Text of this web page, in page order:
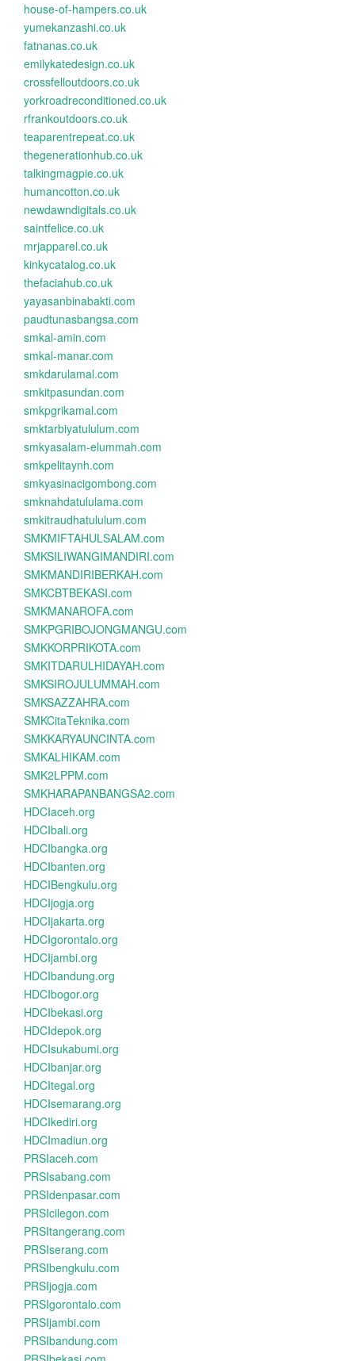
house-of-hampers.co.uk
yumekanzashi.co.uk
fatnanas.co.uk
emilykatedesign.co.uk
crossfelloutdoors.co.uk
yorkroadreconditioned.co.uk
rfrankoutdoors.co.uk
teaparentrepeat.co.uk
thegenerationhub.co.uk
talkingmagpie.co.uk
humancotton.co.uk
newdawndigitals.co.uk
saintfelice.co.uk
mrjapparel.co.uk
kinkycatalog.co.uk
thefaciahub.co.uk
yayasanbinabakti.com
paudtunasbangsa.com
smkal-amin.com
smkal-manar.com
smkdarulamal.com
smkitpasundan.com
smkpgrikamal.com
smktarbiyatululum.com
smkyasalam-elummah.com
smkpelitaynh.com
smkyasinacigombong.com
smknahdatululama.com
smkitraudhatululum.com
SMKMIFTAHULSALAM.com
SMKSILIWANGIMANDIRI.com
SMKMANDIRIBERKAH.com
SMKCBTBEKASI.com
SMKMANAROFA.com
SMKPGRIBOJONGMANGU.com
SMKKORPRIKOTA.com
SMKITDARULHIDAYAH.com
SMKSIROJULUMMAH.com
SMKSAZZAHRA.com
SMKCitaTeknika.com
SMKKARYAUNCINTA.com
SMKALHIKAM.com
SMK2LPPM.com
SMKHARAPANBANGSA2.com
HDCIaceh.org
HDCIbali.org
HDCIbangka.org
HDCIbanten.org
HDCIBengkulu.org
HDCIjogja.org
HDCIjakarta.org
HDCIgorontalo.org
HDCIjambi.org
HDCIbandung.org
HDCIbogor.org
HDCIbekasi.org
HDCIdepok.org
HDCIsukabumi.org
HDCIbanjar.org
HDCItegal.org
HDCIsemarang.org
HDCIkediri.org
HDCImadiun.org
PRSIaceh.com
PRSIsabang.com
PRSIdenpasar.com
PRSIcilegon.com
PRSItangerang.com
PRSIserang.com
PRSIbengkulu.com
PRSIjogja.com
PRSIgorontalo.com
PRSIjambi.com
PRSIbandung.com